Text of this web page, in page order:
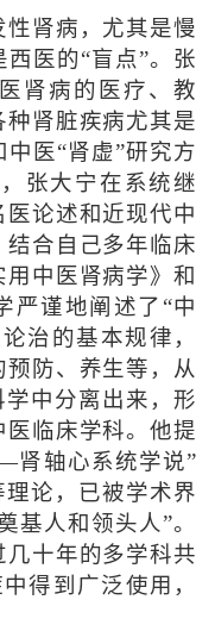
肾病，尤其是慢
医的“盲点”。张
肾病的医疗、教
肾脏疾病尤其是
医“肾虚”研究方
张大宁在系统继
论述和近现代中
合自己多年临床
中医肾病学》和
严谨地阐述了“中
治的基本规律，
防、养生等，从
学中分离出来，形
临床学科。他提
肾轴心系统学说”
论，已被学术界
基人和领头人”。
十年的多学科共
得到广泛使用，